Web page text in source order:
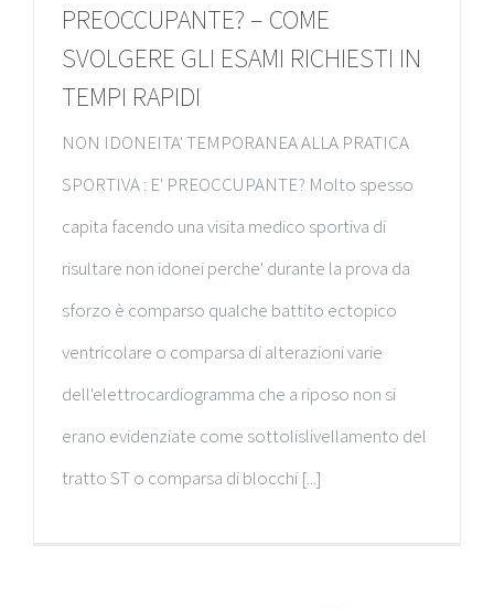
PREOCCUPANTE? – COME
SVOLGERE GLI ESAMI RICHIESTI IN
TEMPI RAPIDI
NON IDONEITA' TEMPORANEA ALLA PRATICA
SPORTIVA : E' PREOCCUPANTE? Molto spesso
capita facendo una visita medico sportiva di
risultare non idonei perche' durante la prova da
sforzo è comparso qualche battito ectopico
ventricolare o comparsa di alterazioni varie
dell'elettrocardiogramma che a riposo non si
erano evidenziate come sottolislivellamento del
tratto ST o comparsa di blocchi [...]